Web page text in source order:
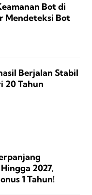
Bot di
Mendeteksi Bot
Berjalan Stabil
20 Tahun
2027,
1 Tahun!